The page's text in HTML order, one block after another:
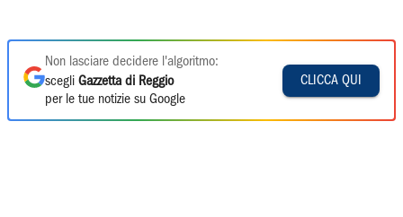
Non lasciare decidere l'algoritmo:
scegli Gazzetta di Reggio
per le tue notizie su Google
CLICCA QUI